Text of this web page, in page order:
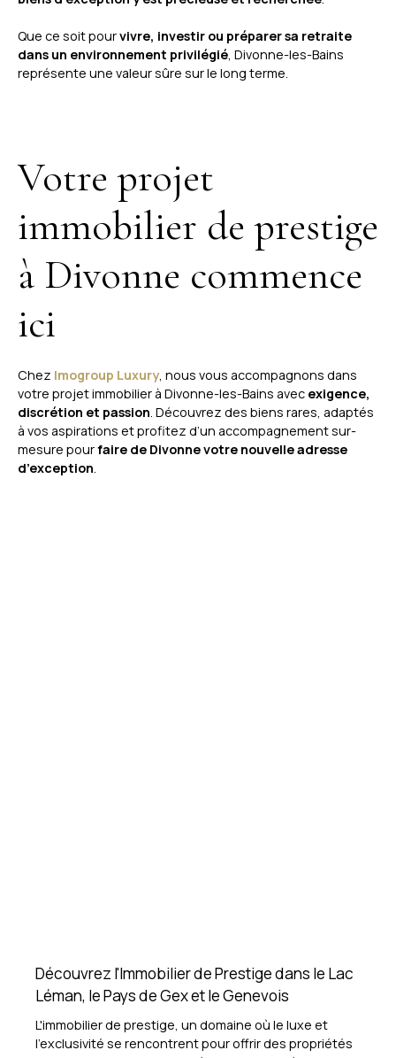
Que ce soit pourvivre, investir ou préparer sa retraite
dans un environnement privilégié, Divonne-les-Bains
représente une valeur sûre sur le long terme.
Votre projet
immobilier de prestige
à Divonne commence
ici
Chez Imogroup Luxury, nous vous accompagnons dans
votre projet immobilier à Divonne-les-Bains avec exigence,
discrétion et passion. Découvrez des biens rares, adaptés
à vos aspirations et profitez d’un accompagnement sur-
mesure pourfaire de Divonne votre nouvelle adresse
d’exception.
Découvrez l'Immobilier de Prestige dans le Lac
Léman, le Pays de Gex et le Genevois
L'immobilier de prestige, un domaine où le luxe et
l'exclusivité se rencontrent pour offrir des propriétés